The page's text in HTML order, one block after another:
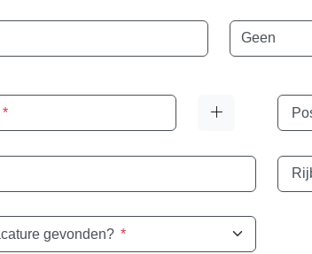
Taal
*
gevonden? *